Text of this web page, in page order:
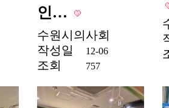
인…
수원시의사회
작성일
12-06
조회 757